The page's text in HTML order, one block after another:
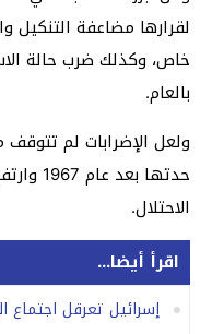
لقرارها مضاعفة
خاص، وكذلك ضرب حالة
بالعام.
ولعل الإضرابات لم
حدتها
الاحتلال.
اقرأ أيضا...
إسرائيل تعرقل